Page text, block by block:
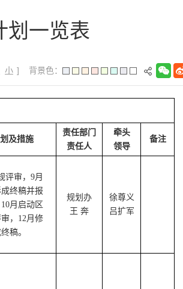
划一览表
小 ] 背景色：
及措施
责任部门
责任人
牵头
领导
备注
评审，9月
终稿并报
10月启动区
， 12月修
稿。
规划办
王 奔
徐尊义
吕扩军